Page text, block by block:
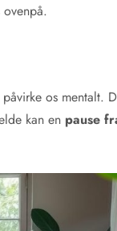
os mentalt.
kan en pause